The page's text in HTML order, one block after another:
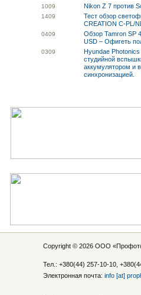
1009 Nikon Z 7 против
1409
Тест обзор
CREATION C-PL/
0409
Обзор Tamron SP
USD – Офигеть
0309
Hyundae
студийной
аккумулятором и
синхронизацией.
Copyright © 2026 ООО «
Тел.: +380(44) 257-10-10,
Электронная почта: info [at]